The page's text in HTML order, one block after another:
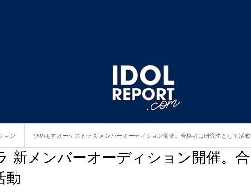
ョン ひめもすオーケストラ 新メンバーオーディション開催。合格者は研究生として活動
新メンバーオーディション開催。合
動